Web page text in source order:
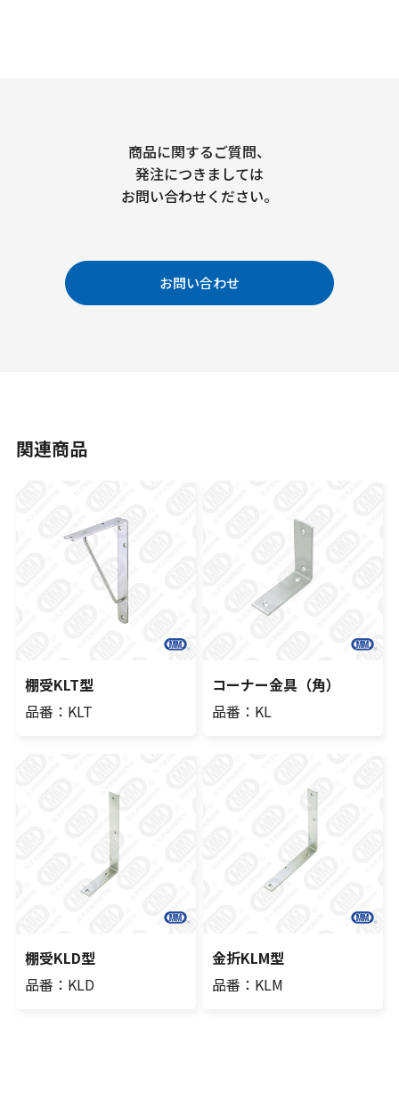
商品に関するご質問、
発注につきましては
お問い合わせください。
お問い合わせ
関連商品
棚受KLT型
品番：KLT
コーナー金具（角）
品番：KL
棚受KLD型
品番：KLD
金折KLM型
品番：KLM